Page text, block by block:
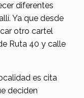
diferentes
Ya que desde
otro cartel
Ruta 40 y calle
es cita
deciden